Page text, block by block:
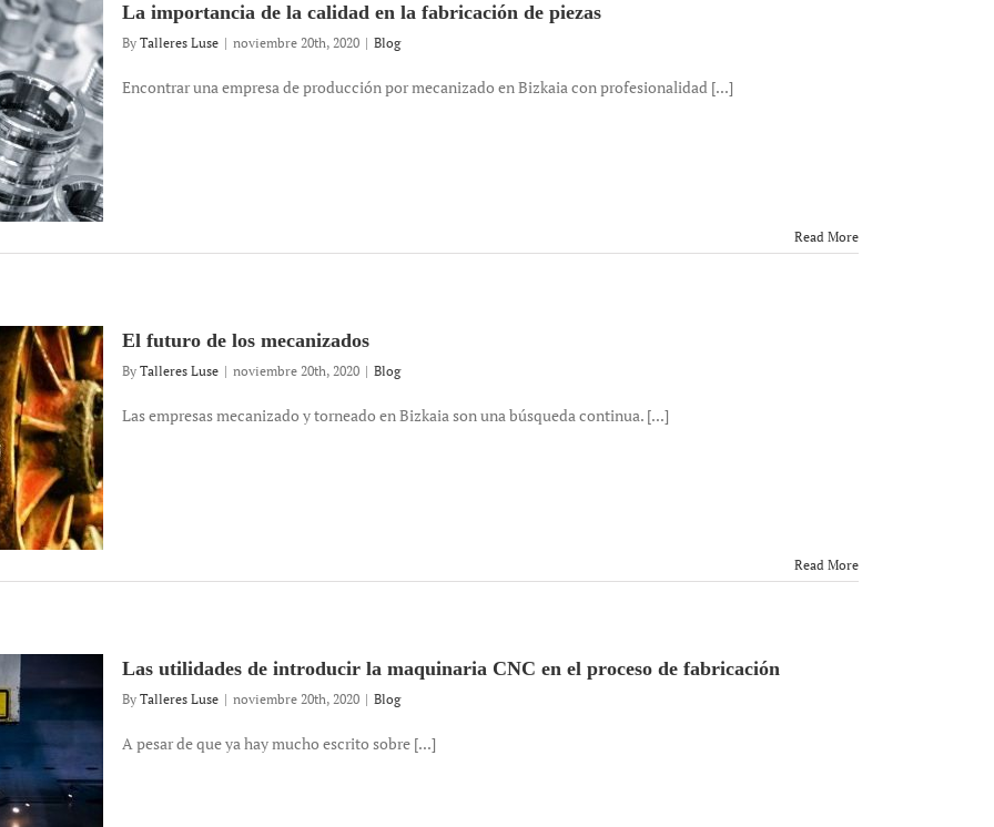
La importancia de la calidad en la fabricación de piezas
By Talleres Luse | noviembre 20th, 2020 | Blog
Encontrar una empresa de producción por mecanizado en Bizkaia con profesionalidad [...]
Read More
El futuro de los mecanizados
By Talleres Luse | noviembre 20th, 2020 | Blog
Las empresas mecanizado y torneado en Bizkaia son una búsqueda continua. [...]
Read More
Las utilidades de introducir la maquinaria CNC en el proceso de fabricación
By Talleres Luse | noviembre 20th, 2020 | Blog
A pesar de que ya hay mucho escrito sobre [...]